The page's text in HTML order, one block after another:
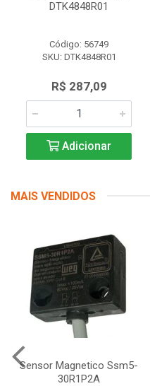
DTK4848R01
Código: 56749
SKU: DTK4848R01
R$ 287,09
Adicionar
MAIS VENDIDOS
Sensor Magnetico Ssm5-
30R1P2A